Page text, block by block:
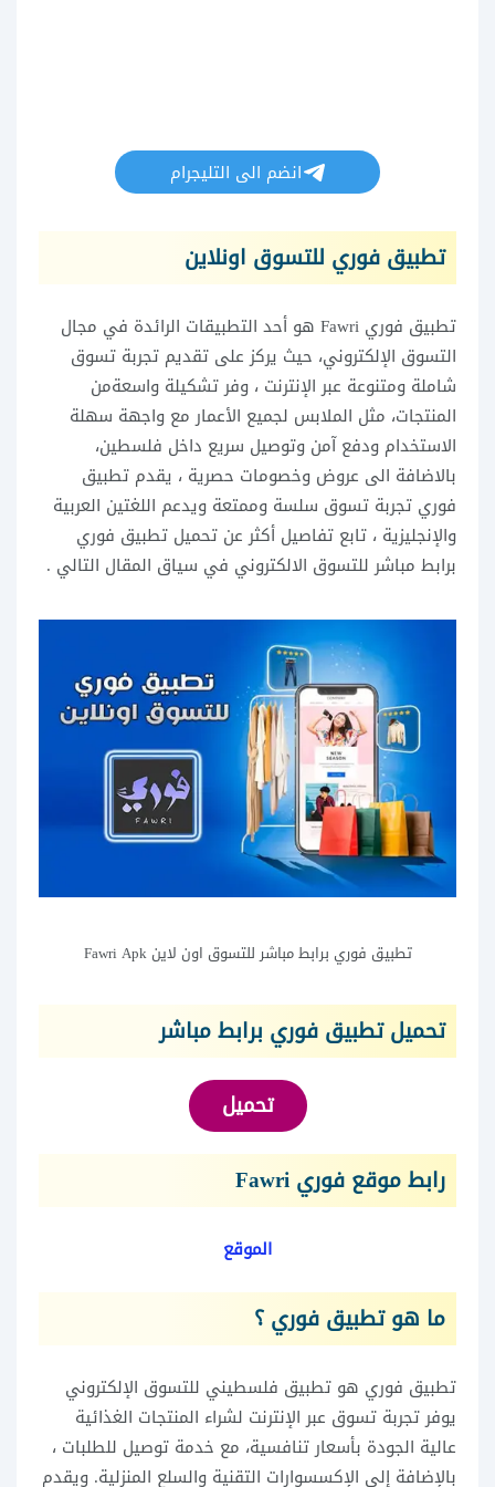
انضم الى التليجرام
تطبيق فوري للتسوق اونلاين
تطبيق فوري Fawri هو أحد التطبيقات الرائدة في مجال
التسوق الإلكتروني، حيث يركز على تقديم تجربة تسوق
شاملة ومتنوعة عبر الإنترنت ، وفر تشكيلة واسعةمن
المنتجات، مثل الملابس لجميع الأعمار مع واجهة سهلة
الاستخدام ودفع آمن وتوصيل سريع داخل فلسطين،
بالاضافة الى عروض وخصومات حصرية ، يقدم تطبيق
فوري تجربة تسوق سلسة وممتعة ويدعم اللغتين العربية
والإنجليزية ، تابع تفاصيل أكثر عن تحميل تطبيق فوري
برابط مباشر للتسوق الالكتروني في سياق المقال التالي .
تطبيق فوري برابط مباشر للتسوق اون لاين Fawri Apk
تحميل تطبيق فوري برابط مباشر
تحميل
رابط موقع فوري Fawri
الموقع
ما هو تطبيق فوري ؟
تطبيق فوري هو تطبيق فلسطيني للتسوق الإلكتروني
يوفر تجربة تسوق عبر الإنترنت لشراء المنتجات الغذائية
عالية الجودة بأسعار تنافسية، مع خدمة توصيل للطلبات ،
بالإضافة إلى الإكسسوارات التقنية والسلع المنزلية. ويقدم